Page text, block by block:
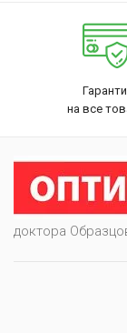
на все
доктора